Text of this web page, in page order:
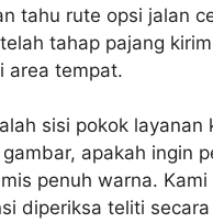
tahu rute opsi jalan
tahap pajang
area tempat.
sisi pokok
apakah ingin
penuh warna.
diperiksa teliti